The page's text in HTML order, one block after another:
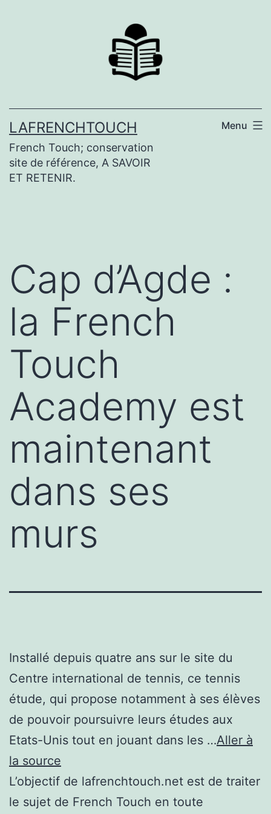
LAFRENCHTOUCH
French Touch; conservation
site de référence, A SAVOIR
ET RETENIR.
Menu
Cap d’Agde :
la French
Touch
Academy est
maintenant
dans ses
murs
Installé depuis quatre ans sur le site du
Centre international de tennis, ce tennis
étude, qui propose notamment à ses élèves
de pouvoir poursuivre leurs études aux
Etats-Unis tout en jouant dans les …Aller à
la source
L’objectif de lafrenchtouch.net est de traiter
le sujet de French Touch en toute